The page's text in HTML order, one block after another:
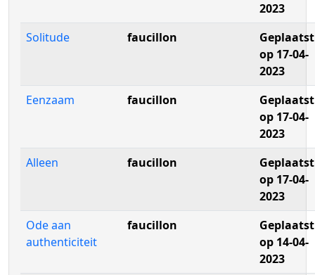
2023
Solitude
faucillon
Geplaatst
op 17-04-
2023
Eenzaam
faucillon
Geplaatst
op 17-04-
2023
Alleen
faucillon
Geplaatst
op 17-04-
2023
Ode aan
authenticiteit
faucillon
Geplaatst
op 14-04-
2023